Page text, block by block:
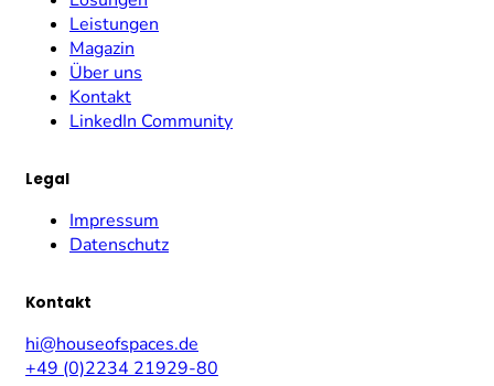
Leistungen
Magazin
Über uns
Kontakt
LinkedIn Community
Legal
Impressum
Datenschutz
Kontakt
hi@houseofspaces.de
+49 (0)2234 21929-80